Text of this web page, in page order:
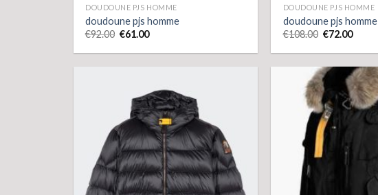
DOUDOUNE PJS HOMME
doudoune pjs homme
€92.00 €61.00
DOUDOUNE PJS HOMME
doudoune pjs homme
€108.00 €72.00